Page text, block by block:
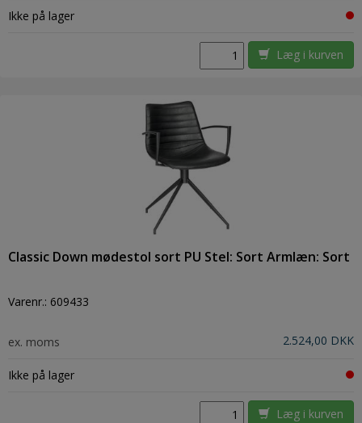
Ikke på lager
Læg i kurven
Classic Down mødestol sort PU Stel: Sort Armlæn: Sort
Varenr.: 609433
ex. moms 2.524,00 DKK
Ikke på lager
Læg i kurven